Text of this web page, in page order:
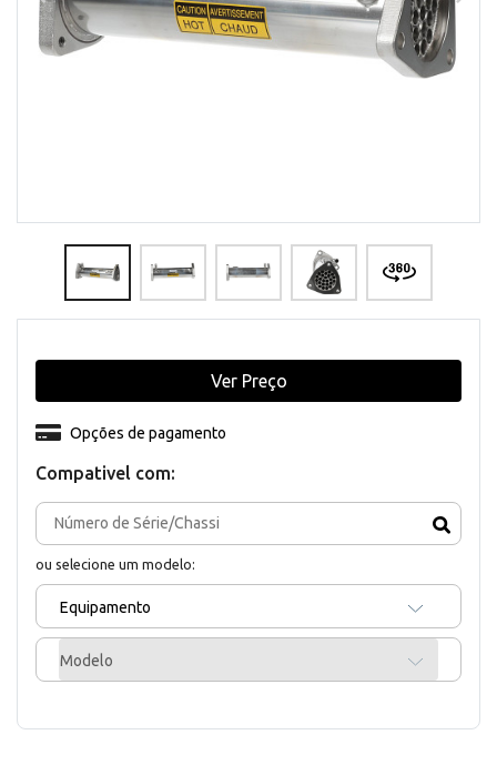
Compativel com:
ou selecione um modelo:
Equipamento
Modelo
Opções de pagamento
Ver Preço